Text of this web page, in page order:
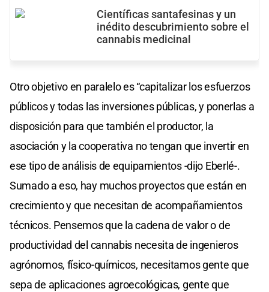
Científicas santafesinas y un
inédito descubrimiento sobre el
cannabis medicinal
Otro objetivo en paralelo es “capitalizar los esfuerzos
públicos y todas las inversiones públicas, y ponerlas a
disposición para que también el productor, la
asociación y la cooperativa no tengan que invertir en
ese tipo de análisis de equipamientos -dijo Eberlé-.
Sumado a eso, hay muchos proyectos que están en
crecimiento y que necesitan de acompañamientos
técnicos. Pensemos que la cadena de valor o de
productividad del cannabis necesita de ingenieros
agrónomos, físico-químicos, necesitamos gente que
sepa de aplicaciones agroecológicas, gente que